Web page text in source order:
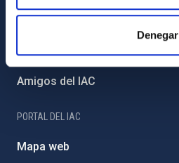
Denegar
Proyectos institucionales
Programa Severo Ochoa
Amigos del IAC
PORTAL DEL IAC
Mapa web